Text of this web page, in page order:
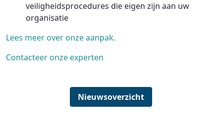
veiligheidsprocedures die eigen zijn aan uw
organisatie
Lees meer over onze aanpak.
Contacteer onze experten
Nieuwsoverzicht